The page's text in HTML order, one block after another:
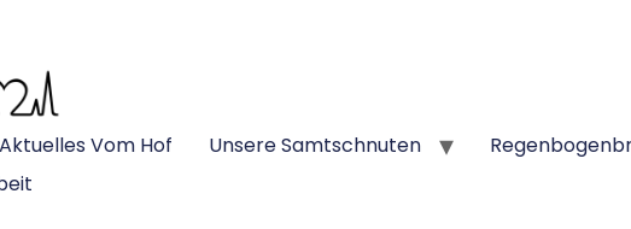
Aktuelles Vom Hof Unsere Samtschnuten